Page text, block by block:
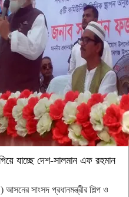
যাচ্ছে দেশ-সালমান এফ রহমান
আসনের সাংসদ প্রধানমন্ত্রীর শিল্প ও